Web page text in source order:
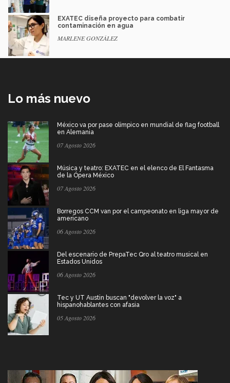
EXATEC diseña proyecto para combatir
contaminación en agua
MARLENE GONZÁLEZ
Lo más nuevo
México va por pase olímpico en mundial de flag football
en Alemania
07 Agosto 2026
Música y teatro: EXATEC en el elenco de El Fantasma
de la Ópera México
07 Agosto 2026
Borregos CCM van por el campeonato en liga mayor de
americano
06 Agosto 2026
Del escenario de PrepaTec Qro al teatro musical en
Estados Unidos
06 Agosto 2026
Tec y UT Austin buscan "devolver la voz" a
hispanohablantes con afasia
05 Agosto 2026